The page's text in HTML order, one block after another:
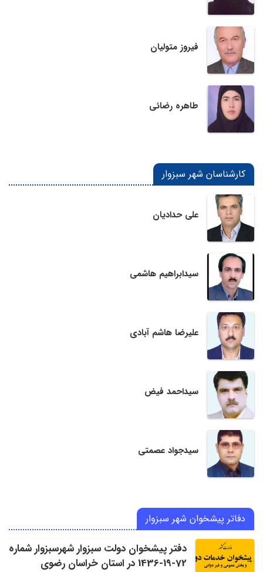
فیروز متولیان
طاهره رضائی
کارشناسان شهر سبزوار
علی حدادیان
سیدابراهیم هاشمی
علیرضا هاشم آبادی
سیداحمد فیض
سیدجواد عصمتی
دفاتر پیشخوان شهر سبزوار
دفتر پیشخوان دولت سبزوار شهرسبزوار شماره
72-19-1436 در استان خراسان رضوی